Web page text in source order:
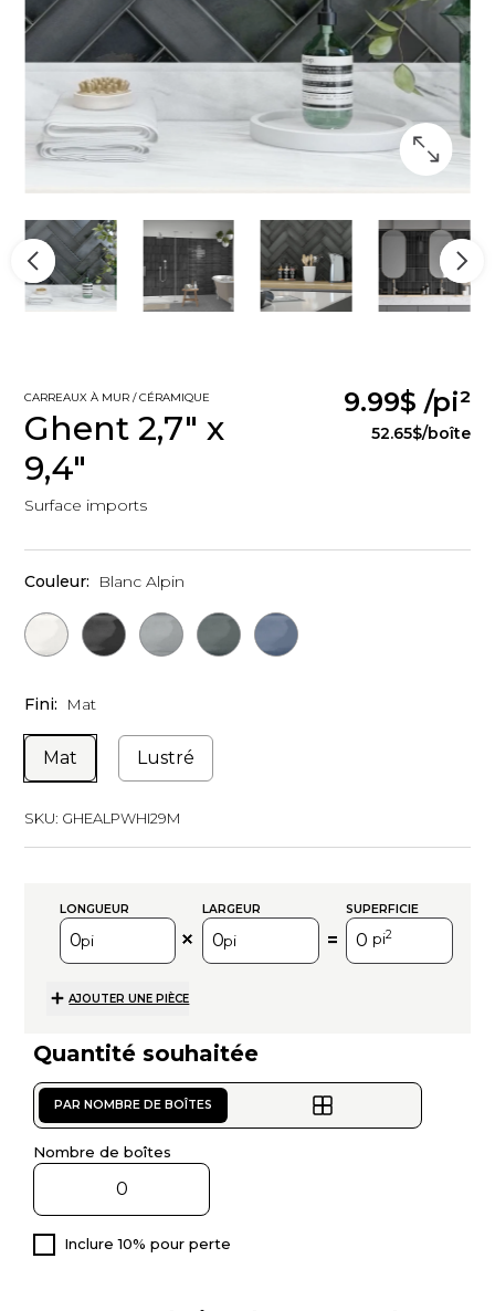
CARREAUX À MUR / CÉRAMIQUE
Ghent 2,7" x
9,4"
Surface imports
9.99$ /pi²
52.65$/boîte
Couleur: Blanc Alpin
Fini: Mat
Mat Lustré
SKU: GHEALPWHI29M
Quantité souhaitée
PAR NOMBRE DE BOÎTES
Nombre de boîtes
Inclure 10% pour perte
LONGUEUR LARGEUR SUPERFICIE
pi pi = pi2
AJOUTER UNE PIÈCE